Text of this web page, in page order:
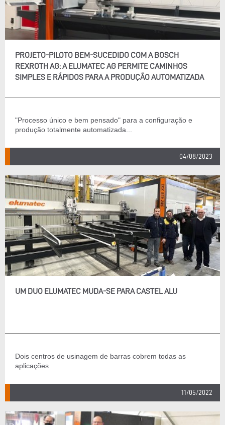
PROJETO-PILOTO BEM-SUCEDIDO COM A BOSCH
REXROTH AG: A ELUMATEC AG PERMITE CAMINHOS
SIMPLES E RÁPIDOS PARA A PRODUÇÃO AUTOMATIZADA
"Processo único e bem pensado" para a configuração e
produção totalmente automatizada...
04/08/2023
UM DUO ELUMATEC MUDA-SE PARA CASTEL ALU
Dois centros de usinagem de barras cobrem todas as
aplicações
11/05/2022